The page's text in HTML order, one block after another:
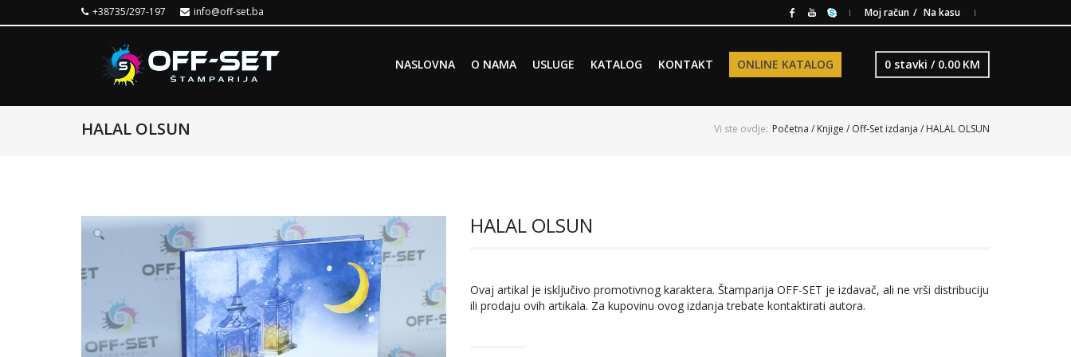
+38735/297-197 info@off-set.ba Moj račun Na kasu
Skip to primary content
Skip to secondary content
NASLOVNA O NAMA USLUGE KATALOG KONTAKT ONLINE KATALOG 0 stavki / 0.00 KM
HALAL OLSUN Vi ste ovdje: Početna / Knjige / Off-Set izdanja / HALAL OLSUN
HALAL OLSUN
Ovaj artikal je isključivo promotivnog karaktera. Štamparija OFF-SET je izdavač, ali ne vrši distribuciju
ili prodaju ovih artikala. Za kupovinu ovog izdanja trebate kontaktirati autora.